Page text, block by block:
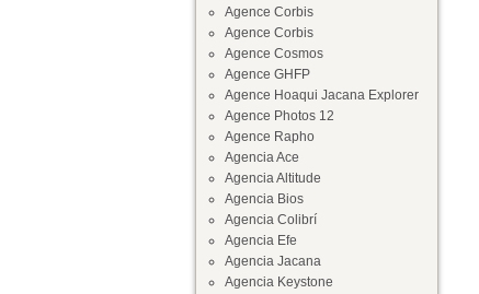
Agence Corbis
Agence Corbis
Agence Cosmos
Agence GHFP
Agence Hoaqui Jacana Explorer
Agence Photos 12
Agence Rapho
Agencia Ace
Agencia Altitude
Agencia Bios
Agencia Colibrí
Agencia Efe
Agencia Jacana
Agencia Keystone